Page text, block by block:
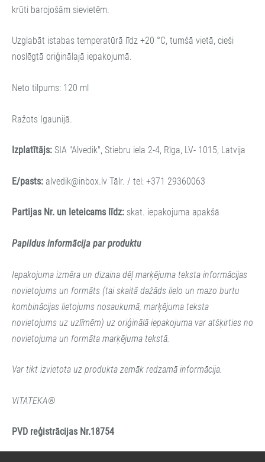
krūti barojošām sievietēm.
Uzglabāt istabas temperatūrā līdz +20 °C, tumšā vietā, cieši
noslēgtā oriģinālajā iepakojumā.
Neto tilpums: 120 ml
Ražots Igaunijā.
Izplatītājs: SIA "Alvedik", Stiebru iela 2-4, Rīga, LV- 1015, Latvija
E/pasts: alvedik@inbox.lv Tālr. / tel: +371 29360063
Partijas Nr. un Ieteicams līdz: skat. iepakojuma apakšā
Papildus informācija par produktu
Iepakojuma izmēra un dizaina dēļ marķējuma teksta informācijas
novietojums un formāts (tai skaitā dažāds lielo un mazo burtu
kombinācijas lietojums nosaukumā, marķējuma teksta
novietojums uz uzlīmēm) uz oriģinālā iepakojuma var atšķirties no
novietojuma un formāta marķējuma tekstā.
Var tikt izvietota uz produkta zemāk redzamā informācija.
VITATEKA®
PVD reģistrācijas Nr.18754